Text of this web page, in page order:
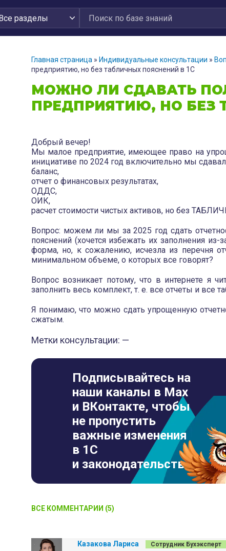
Главная страница » Индивидуальные консультации »
предприятию, но без табличных пояснений в 1С
МОЖНО ЛИ СДАВАТЬ
ПРЕДПРИЯТИЮ, НО БЕЗ
Добрый вечер!
Мы малое предприятие, имеющее право на
инициативе по 2024 год включительно мы
баланс,
отчет о финансовых результатах,
ОДДС,
ОИК,
расчет стоимости чистых активов, но без
Вопрос: можем ли мы за 2025 год сдать
пояснений (хочется избежать их заполнения из-
форма, но, к сожалению, исчезла из перечня
минимальном объеме, о которых все говорят?
Вопрос возникает потому, что в интернете я
заполнить весь комплект, т. е. все отчеты и все
Я понимаю, что можно сдать упрощенную
сжатым.
Метки консультации: —
Подписывайтесь на
наши каналы в Max
и ВКонтакте, чтобы
не пропустить
важные изменения
в 1С
и законодательстве
ВСЕ КОММЕНТАРИИ (5)
Казакова Лариса Сотрудник Бухэксперт